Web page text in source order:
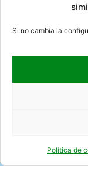
Si no cambia la
Política de